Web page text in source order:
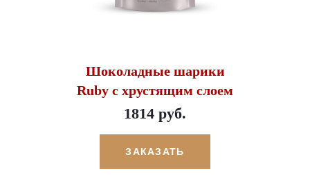
Шоколадные шарики
Ruby с хрустящим слоем
1814 руб.
ЗАКАЗАТЬ